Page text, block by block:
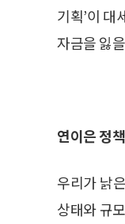
기획’이 대
자금을 잃
연이은 정
우리가 낡
상태와 규